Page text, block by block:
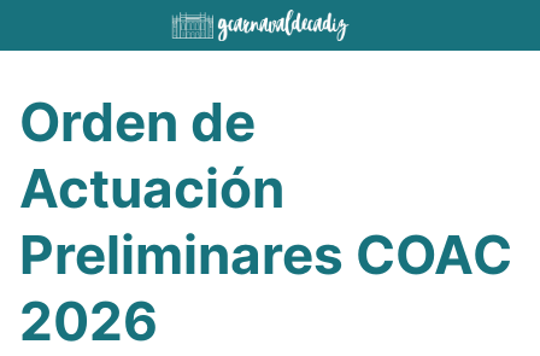
Orden de
Actuación
Preliminares COAC
2026